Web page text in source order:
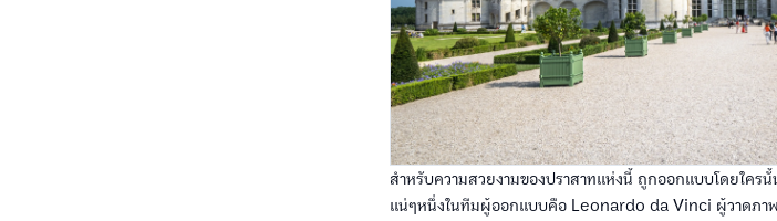
สำหรับความสวยงามของปราสาทแห่งนี้ ถูกออกแบบโดยใคร
แน่ๆหนึ่งในทีมผู้ออกแบบคือ Leonardo da Vinci ผู้วาดภาพ